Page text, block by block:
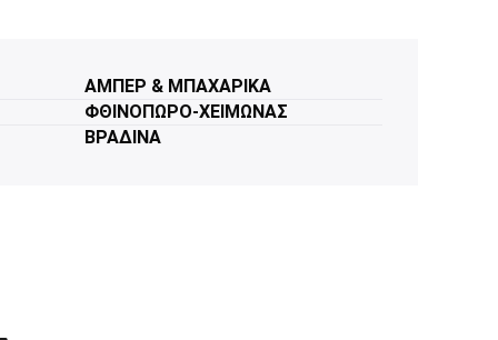
ΑΜΠΕΡ & ΜΠΑΧΑΡΙΚΑ
ΦΘΙΝΟΠΩΡΟ-ΧΕΙΜΩΝΑΣ
ΒΡΑΔΙΝΑ